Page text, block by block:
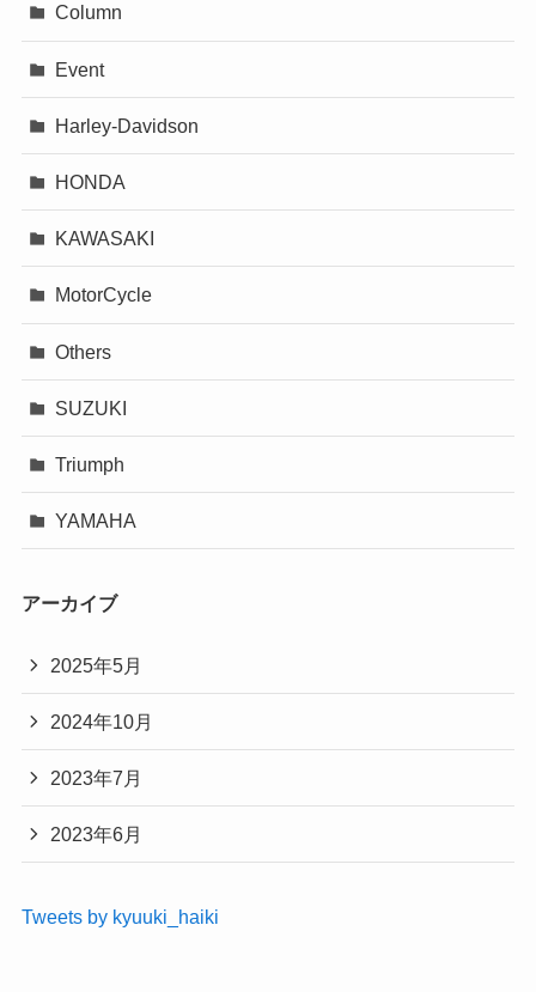
Column
Event
Harley-Davidson
HONDA
KAWASAKI
MotorCycle
Others
SUZUKI
Triumph
YAMAHA
アーカイブ
2025年5月
2024年10月
2023年7月
2023年6月
Tweets by kyuuki_haiki